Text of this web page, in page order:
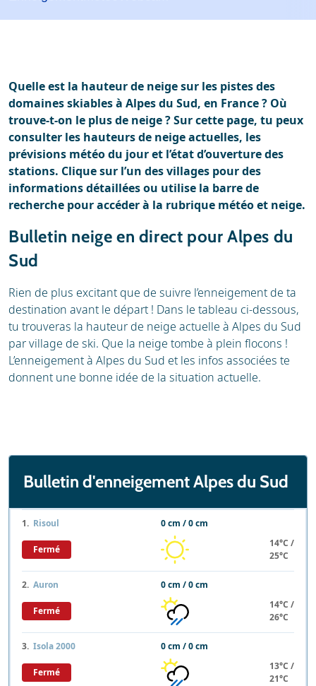
Avis
Quelle est la hauteur de neige sur les pistes des
domaines skiables à Alpes du Sud, en France ? Où
trouve-t-on le plus de neige ? Sur cette page, tu peux
consulter les hauteurs de neige actuelles, les
prévisions météo du jour et l’état d’ouverture des
stations. Clique sur l’un des villages pour des
informations détaillées ou utilise la barre de
recherche pour accéder à la rubrique météo et neige.
Bulletin neige en direct pour Alpes du
Sud
Rien de plus excitant que de suivre l’enneigement de ta
destination avant le départ ! Dans le tableau ci-dessous,
tu trouveras la hauteur de neige actuelle à Alpes du Sud
par village de ski. Que la neige tombe à plein flocons !
L’enneigement à Alpes du Sud et les infos associées te
donnent une bonne idée de la situation actuelle.
Bulletin d'enneigement Alpes du Sud
1. Risoul 0 cm / 0 cm
Fermé
14°C /
25°C
2. Auron 0 cm / 0 cm
Fermé
14°C /
26°C
3. Isola 2000 0 cm / 0 cm
Fermé
13°C /
21°C